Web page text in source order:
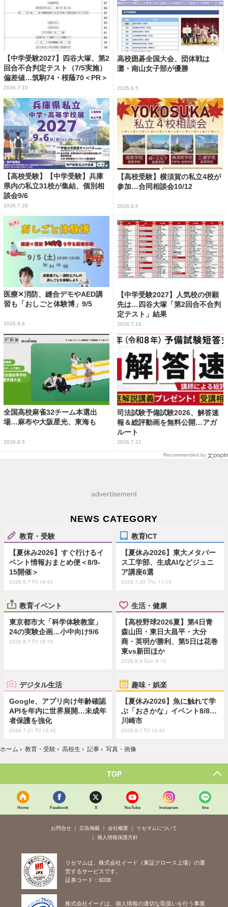
【中学受験2027】四谷大塚、第2
回合不合判定テスト（7/5実施）
偏差値…筑駒74・桜蔭70＜PR＞
2026.7.10
高校囲碁全国大会、団体戦は
灘・南山女子部が優勝
2026.8.5
【高校受験】【中学受験】兵庫
県内の私立31校が集結、個別相
談会9/6
2026.7.28
【高校受験】横須賀の私立4校が
参加…合同相談会10/12
2026.8.5
医療✕消防、縫合デモやAED講
習も「おしごと体験博」9/5
2026.8.6
【中学受験2027】人気校の併願
先は…四谷大塚「第2回合不合判
定テスト」結果
2026.7.16
全国高校麻雀32チーム本選出
場…麻布や大阪星光、東海も
2026.8.5
司法試験予備試験2026、解答速
報＆総評動画を無料公開…アガ
ルート
2026.7.21
Recommended by
advertisement
NEWS CATEGORY
教育・受験
【夏休み2026】すぐ行けるイ
ベント情報おまとめ便＜8/9-
15開催＞
2026.8.7 Fri 19:45
教育ICT
【夏休み2026】東大メタバー
ス工学部、生成AIなどジュニ
ア講座6選
2026.7.30 Thu 11:15
教育イベント
東京都市大「科学体験教室」
24の実験企画…小中向け9/6
2026.8.7 Fri 18:15
生活・健康
【高校野球2026夏】第4日青
森山田・東日大昌平・大分
商・英明が勝利、第5日は花巻
東vs新田ほか
2026.8.9 Sun 9:15
デジタル生活
Google、アプリ向け年齢確認
APIを年内に世界展開…未成年
者保護を強化
2026.7.31 Fri 13:45
趣味・娯楽
【夏休み2026】魚に触れて学
ぶ「おさかな」イベント8/8…
川崎市
2026.8.7 Fri 10:45
ホーム › 教育・受験 › 高校生 › 記事 › 写真・画像
TOP
Home Facebook X YouTube Instagram line
お問合せ 広告掲載 会社概要
リセマムについて
個人情報保護方針
リセマムは、株式会社イード（東証グロース上場）の運
営するサービスです。
証券コード：6038
株式会社イードは、個人情報の適切な取扱いを行う事業